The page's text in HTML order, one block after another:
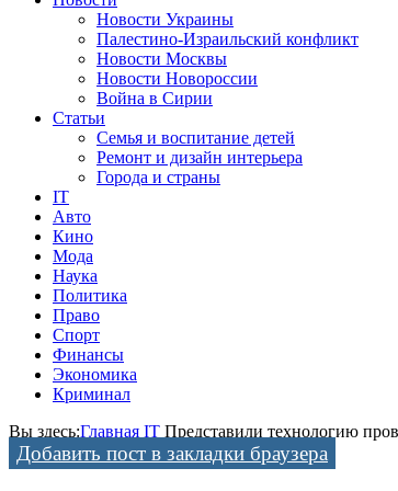
Новости Украины
Палестино-Израильский конфликт
Новости Москвы
Новости Новороссии
Война в Сирии
Статьи
Семья и воспитание детей
Ремонт и дизайн интерьера
Города и страны
IT
Авто
Кино
Мода
Наука
Политика
Право
Спорт
Финансы
Экономика
Криминал
Вы здесь:Главная IT Представили технологию
Добавить пост в закладки браузера